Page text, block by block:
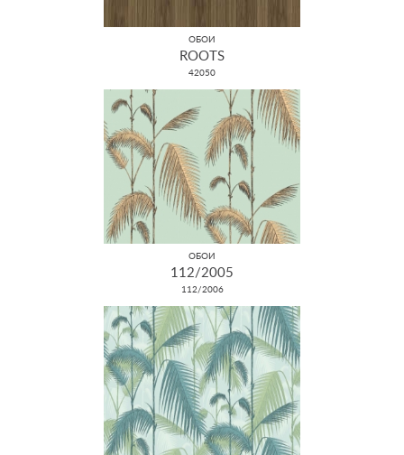
ОБОИ
ROOTS
42050
ОБОИ
112/2005
112/2006